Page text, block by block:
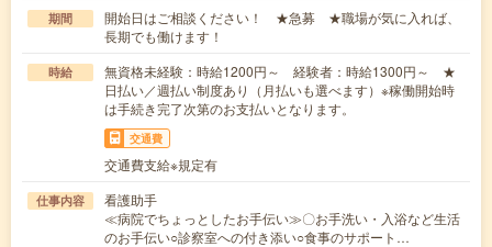
期間
開始日はご相談ください！ ★急募 ★職場が気に入れば、
長期でも働けます！
時給
無資格未経験：時給1200円～ 経験者：時給1300円～ ★
日払い／週払い制度あり（月払いも選べます）※稼働開始時
は手続き完了次第のお支払いとなります。
交通費
交通費支給※規定有
仕事内容
看護助手
≪病院でちょっとしたお手伝い≫〇お手洗い・入浴など生活
のお手伝い○診察室への付き添い○食事のサポート…